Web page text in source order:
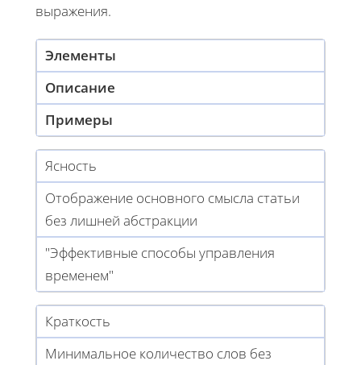
выражения.
Элементы
Описание
Примеры
Ясность
Отображение основного смысла статьи
без лишней абстракции
"Эффективные способы управления
временем"
Краткость
Минимальное количество слов без